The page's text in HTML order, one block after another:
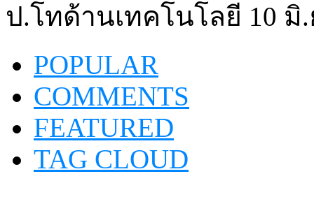
ป.โทด้านเทคโนโลยี 10 มิ
POPULAR
COMMENTS
FEATURED
TAG CLOUD